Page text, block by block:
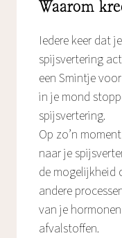
Waarom
Iedere keer dat
spijsvertering
een Smintje
in je mond
spijsvertering.
Op zo’n
naar je
de mogelijkheid
andere
van je
afvalstoffen.